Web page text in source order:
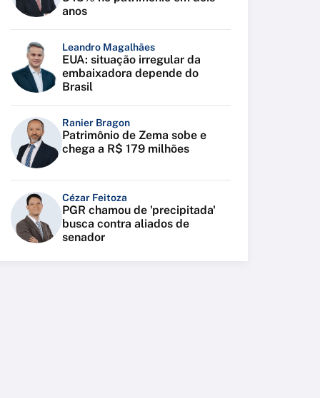
anos
Leandro Magalhães
EUA: situação irregular da
embaixadora depende do
Brasil
Ranier Bragon
Patrimônio de Zema sobe e
chega a R$ 179 milhões
Cézar Feitoza
PGR chamou de 'precipitada'
busca contra aliados de
senador